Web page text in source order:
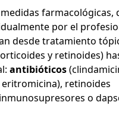
farmacológicas,
por el
desde tratamiento
y retinoides)
antibióticos
retinoides
o